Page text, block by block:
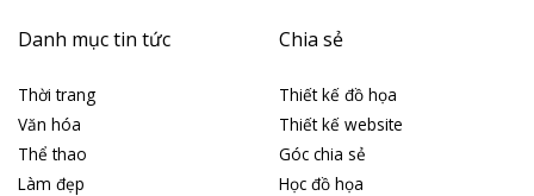
Danh mục tin tức
Thời trang
Văn hóa
Thể thao
Làm đẹp
Chia sẻ
Thiết kế đồ họa
Thiết kế website
Góc chia sẻ
Học đồ họa